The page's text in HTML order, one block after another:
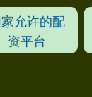
允许的配
资平台